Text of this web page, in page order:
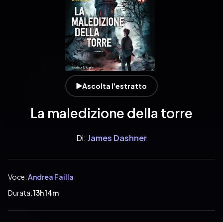
Ascolta l'estratto
La maledizione della torre
Di: James Dashner
Voce:Andrea Failla
Durata:13h 14m